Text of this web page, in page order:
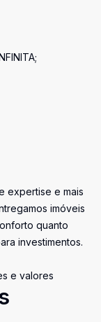
expertise e mais
imóveis
quanto
investimentos.
e valores